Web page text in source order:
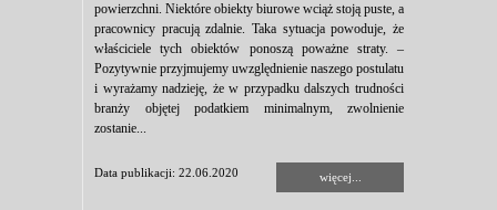
powierzchni. Niektóre obiekty biurowe wciąż stoją puste, a
pracownicy pracują zdalnie. Taka sytuacja powoduje, że
właściciele tych obiektów ponoszą poważne straty. –
Pozytywnie przyjmujemy uwzględnienie naszego postulatu
i wyrażamy nadzieję, że w przypadku dalszych trudności
branży objętej podatkiem minimalnym, zwolnienie
zostanie...
Data publikacji: 22.06.2020 więcej...